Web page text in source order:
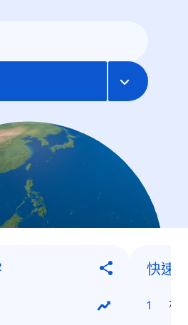
快速
林